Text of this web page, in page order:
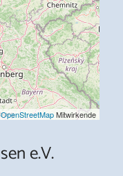
OpenStreetMapMitwirkende
e.V.